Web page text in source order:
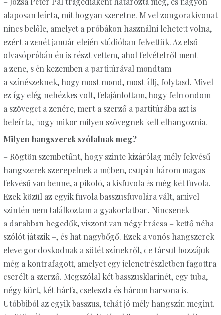
alaposan leírta, mit hogyan szeretne. Mivel zongorakivonat
nincs belőle, amelyet a próbákon használni lehetett volna,
ezért a zenét január elején stúdióban felvettük. Az első
olvasópróbán én is részt vettem, ahol felvételről ment
a zene, s én kezemben a partitúrával mondtam
a színészeknek, hogy most mond, most állj, folytasd. Mivel
ez így elég nehézkes volt, felajánlottam, hogy felmondom
a szöveget a zenére, mert a szerző a partitúrába azt is
beleírta, hogy mikor milyen szövegnek kell elhangoznia.
Milyen hangszerek szólalnak meg?
– Rögtön szembetűnt, hogy szinte kizárólag mély fekvésű
hangszerek szerepelnek a műben, csupán három magas
fekvésű van benne, a pikoló, a kisfuvola és még két fuvola.
Ezek közül az egyik fuvola basszusfuvolára vált, amivel
szintén nem találkoztam a gyakorlatban. Nincsenek
a darabban hegedűk, viszont van négy brácsa – kettő néha
szólót játszik –, és hat nagybőgő. Ezek a vonós hangszerek
eleve gondoskodnak a sötét színekről, de társul hozzájuk
még a kontrafagott, amelyet egy jelenetrészletben fagottra
cserélt a szerző. Megszólal két basszus­klarinét, egy tuba,
négy kürt, két hárfa, cseleszta és három harsona is.
Utóbbiból az egyik basszus, tehát jó mély hangszín megint.